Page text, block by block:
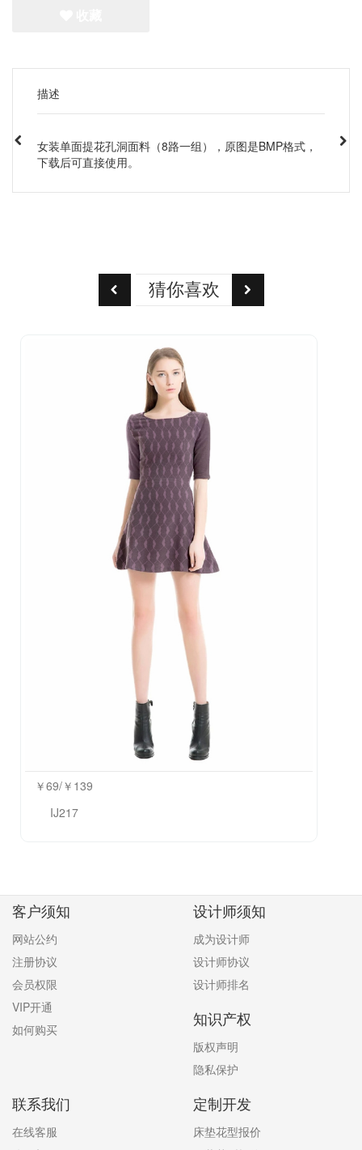
描述
女装单面提花孔洞面料（8路一组），原图是BMP格式，
下载后可直接使用。
猜你喜欢
￥69/￥139
IJ217
客户须知
网站公约
注册协议
会员权限
VIP开通
如何购买
设计师须知
成为设计师
设计师协议
设计师排名
知识产权
版权声明
隐私保护
联系我们
在线客服
定制开发
床垫花型报价